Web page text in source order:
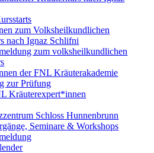
zum Volksheilkundlichen
nach Ignaz Schlifni
zum volksheilkundlichen
der FNL Kräuterakademie
zur Prüfung
Kräuterexpert*innen
Schloss Hunnenbrunn
Seminare & Workshops